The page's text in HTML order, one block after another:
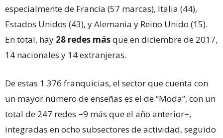
especialmente de Francia (57 marcas), Italia (44),
Estados Unidos (43), y Alemania y Reino Unido (15).
En total, hay 28 redes másque en diciembre de 2017,
14 nacionales y 14 extranjeras.
De estas 1.376 franquicias, el sector que cuenta con
un mayor número de enseñas es el de “Moda”, con un
total de 247 redes −9 más que el año anterior−,
integradas en ocho subsectores de actividad, seguido